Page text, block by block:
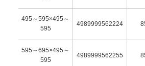
495～595×495～
595
4989999562224
595～695×495～
595
4989999562255